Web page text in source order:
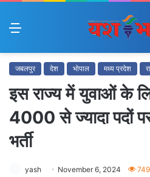
Menu
जबलपुर देश भोपाल मध्य प्रदेश
इस राज्य में युवाओं के
4000 से ज्यादा पदों
भर्ती
yash November 6, 2024 749